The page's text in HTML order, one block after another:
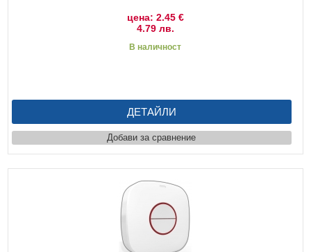
цена: 2.45 €
4.79 лв.
В наличност
ДЕТАЙЛИ
Добави за сравнение